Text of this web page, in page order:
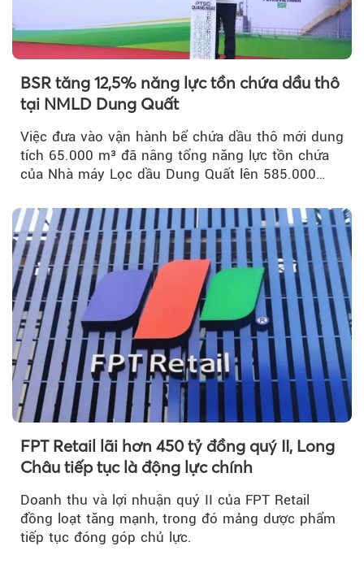
BSR tăng 12,5% năng lực tồn chứa dầu thô
tại NMLD Dung Quất
Việc đưa vào vận hành bể chứa dầu thô mới dung
tích 65.000 m³ đã nâng tổng năng lực tồn chứa
của Nhà máy Lọc dầu Dung Quất lên 585.000
FPT Retail lãi hơn 450 tỷ đồng quý II, Long
Châu tiếp tục là động lực chính
Doanh thu và lợi nhuận quý II của FPT Retail
đồng loạt tăng mạnh, trong đó mảng dược phẩm
tiếp tục đóng góp chủ lực.